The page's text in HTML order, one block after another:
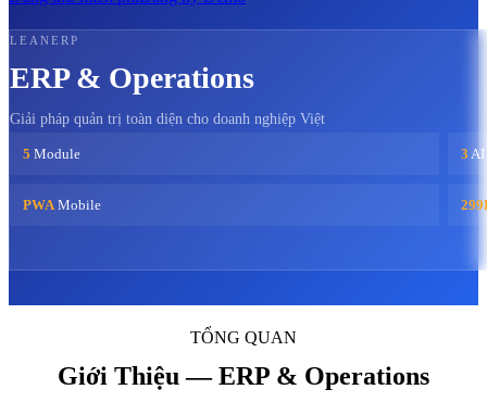
LEANERP
ERP & Operations
Giải pháp quản trị toàn diện cho doanh nghiệp Việt
5 Module 3 AI
PWAMobile
TỔNG QUAN
Giới Thiệu — ERP & Operations